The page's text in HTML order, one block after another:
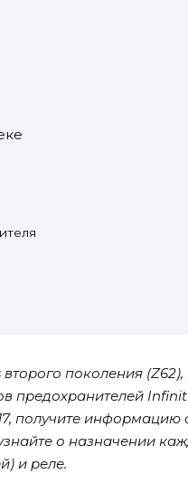
поколения
предохранителей Infiniti
получите
о назначении
и реле.